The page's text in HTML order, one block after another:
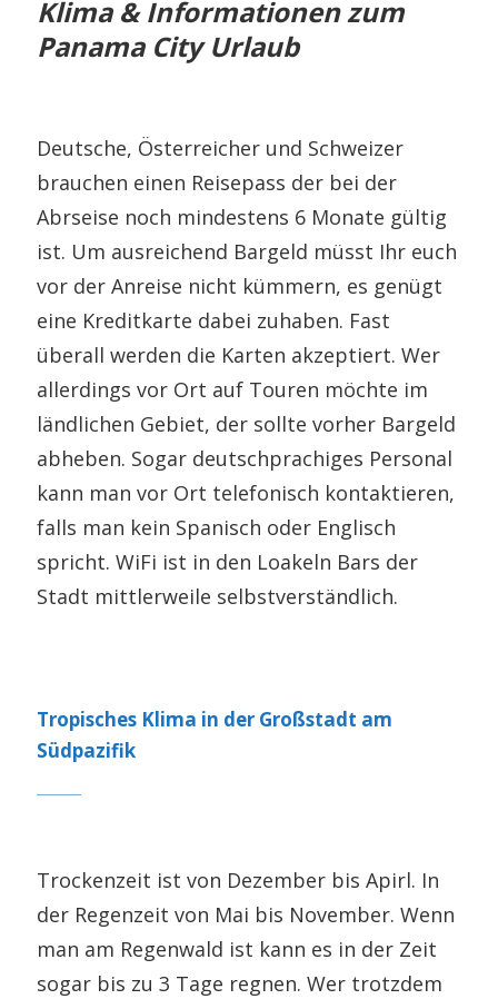
Klima & Informationen zum
Panama City Urlaub
Deutsche, Österreicher und Schweizer
brauchen einen Reisepass der bei der
Abrseise noch mindestens 6 Monate gültig
ist. Um ausreichend Bargeld müsst Ihr euch
vor der Anreise nicht kümmern, es genügt
eine Kreditkarte dabei zuhaben. Fast
überall werden die Karten akzeptiert. Wer
allerdings vor Ort auf Touren möchte im
ländlichen Gebiet, der sollte vorher Bargeld
abheben. Sogar deutschprachiges Personal
kann man vor Ort telefonisch kontaktieren,
falls man kein Spanisch oder Englisch
spricht. WiFi ist in den Loakeln Bars der
Stadt mittlerweile selbstverständlich.
Tropisches Klima in der Großstadt am
Südpazifik
Trockenzeit ist von Dezember bis Apirl. In
der Regenzeit von Mai bis November. Wenn
man am Regenwald ist kann es in der Zeit
sogar bis zu 3 Tage regnen. Wer trotzdem